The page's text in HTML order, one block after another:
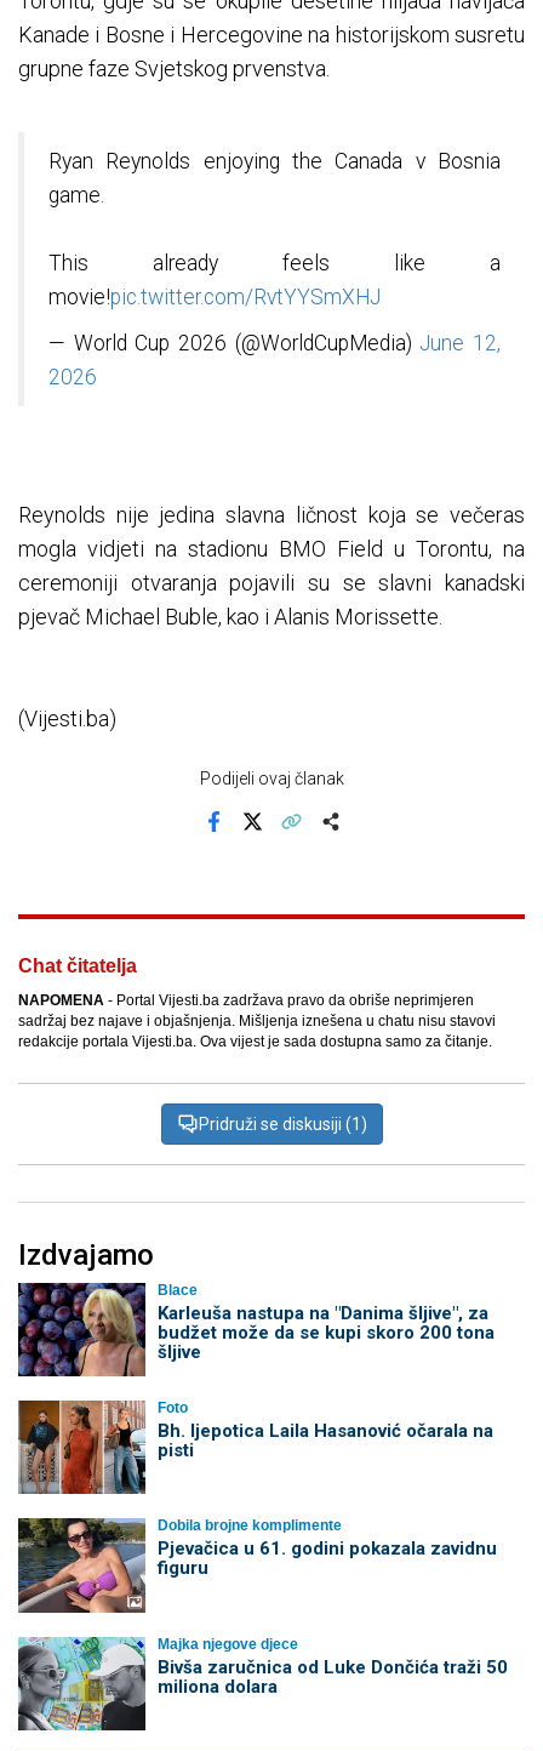
Kanade i Bosne i Hercegovine na historijskom susretu
grupne faze Svjetskog prvenstva.
Ryan Reynolds enjoying the Canada v Bosnia
game.
This already feels like a
movie!pic.twitter.com/RvtYYSmXHJ
— World Cup 2026 (@WorldCupMedia) June 12,
2026
Reynolds nije jedina slavna ličnost koja se večeras
mogla vidjeti na stadionu BMO Field u Torontu, na
ceremoniji otvaranja pojavili su se slavni kanadski
pjevač Michael Buble, kao i Alanis Morissette.
(Vijesti.ba)
Podijeli ovaj članak
Chat čitatelja
NAPOMENA - Portal Vijesti.ba zadržava pravo da obriše neprimjeren
sadržaj bez najave i objašnjenja. Mišljenja iznešena u chatu nisu stavovi
redakcije portala Vijesti.ba. Ova vijest je sada dostupna samo za čitanje.
Pridruži se diskusiji (1)
Izdvajamo
Blace
Karleuša nastupa na "Danima šljive", za
budžet može da se kupi skoro 200 tona
šljive
Foto
Bh. ljepotica Laila Hasanović očarala na
pisti
Dobila brojne komplimente
Pjevačica u 61. godini pokazala zavidnu
figuru
Majka njegove djece
Bivša zaručnica od Luke Dončića traži 50
miliona dolara